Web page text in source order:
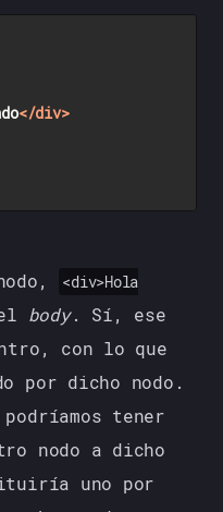
</div>
<div>Hola
body. Sí, ese
con lo que
por dicho nodo.
tener
nodo a dicho
uno por